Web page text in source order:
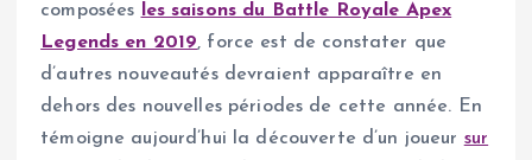
composées les saisons du Battle Royale Apex
Legends en 2019, force est de constater que
d’autres nouveautés devraient apparaître en
dehors des nouvelles périodes de cette année. En
témoigne aujourd’hui la découverte d’un joueur sur